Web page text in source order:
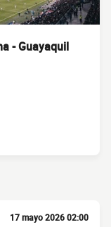
- Guayaquil
17 mayo 2026 02:00